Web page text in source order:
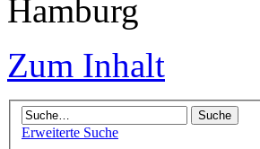
Hamburg
Zum Inhalt
Erweiterte Suche